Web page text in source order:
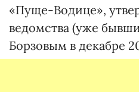
«Пуще-Водице»,
ведомства (уже
Борзовым в декабре